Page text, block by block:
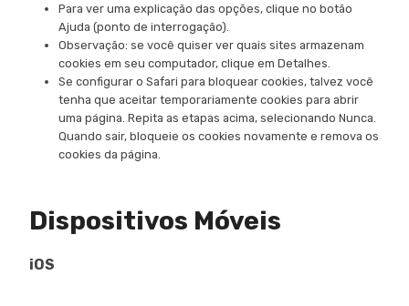
Para ver uma explicação das opções, clique no botão
Ajuda (ponto de interrogação).
Observação: se você quiser ver quais sites armazenam
cookies em seu computador, clique em Detalhes.
Se configurar o Safari para bloquear cookies, talvez você
tenha que aceitar temporariamente cookies para abrir
uma página. Repita as etapas acima, selecionando Nunca.
Quando sair, bloqueie os cookies novamente e remova os
cookies da página.
Dispositivos Móveis
iOS